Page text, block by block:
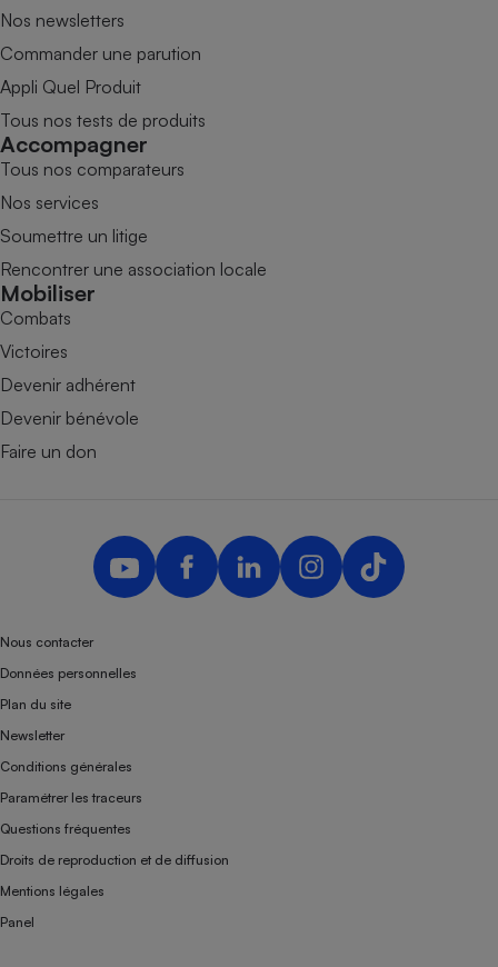
Nos newsletters
Commander une parution
Appli Quel Produit
Tous nos tests de produits
Accompagner
Tous nos comparateurs
Nos services
Soumettre un litige
Rencontrer une association locale
Mobiliser
Combats
Victoires
Devenir adhérent
Devenir bénévole
Faire un don
Nous contacter
Données personnelles
Plan du site
Newsletter
Conditions générales
Paramétrer les traceurs
Questions fréquentes
Droits de reproduction et de diffusion
Mentions légales
Panel